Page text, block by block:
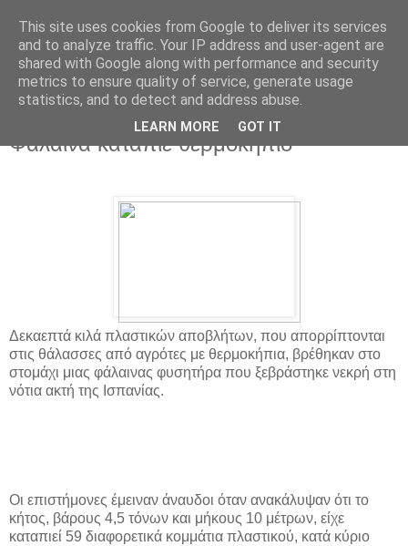
Φάλαινα κατάπιε θερμοκήπιο
Δεκαεπτά κιλά πλαστικών αποβλήτων, που απορρίπτονται
στις θάλασσες από αγρότες με θερμοκήπια, βρέθηκαν στο
στομάχι μιας φάλαινας φυσητήρα που ξεβράστηκε νεκρή στη
νότια ακτή της Ισπανίας.
Οι επιστήμονες έμειναν άναυδοι όταν ανακάλυψαν ότι το
κήτος, βάρους 4,5 τόνων και μήκους 10 μέτρων, είχε
καταπιεί 59 διαφορετικά κομμάτια πλαστικού, κατά κύριο
This site uses cookies from Google to deliver its services
and to analyze traffic. Your IP address and user-agent are
shared with Google along with performance and security
metrics to ensure quality of service, generate usage
statistics, and to detect and address abuse.
LEARN MORE GOT IT